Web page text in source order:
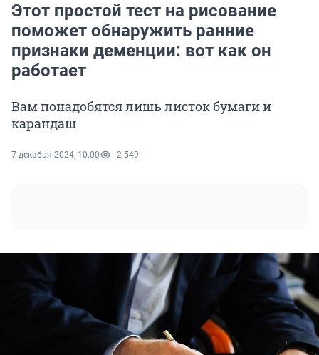
Этот простой тест на рисование
поможет обнаружить ранние
признаки деменции: вот как он
работает
Вам понадобятся лишь листок бумаги и
карандаш
7 декабря 2024, 10:00 2 549